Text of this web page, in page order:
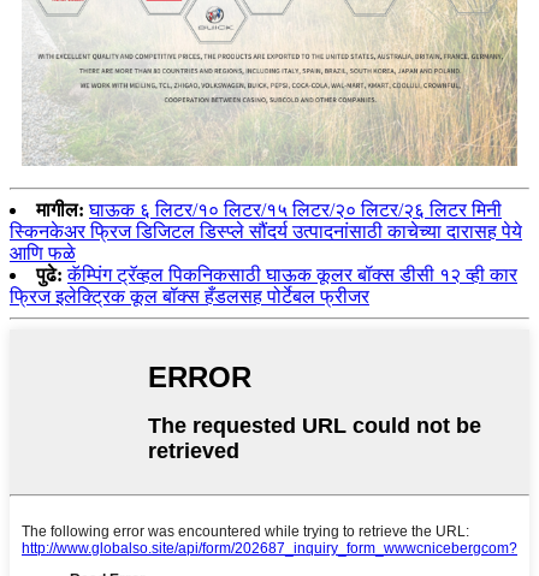
मागील: घाऊक ६ लिटर/१० लिटर/१५ लिटर/२० लिटर/२६ लिटर मिनी
स्किनकेअर फ्रिज डिजिटल डिस्प्ले सौंदर्य उत्पादनांसाठी काचेच्या दारासह पेये
आणि फळे
पुढे: कॅम्पिंग ट्रॅव्हल पिकनिकसाठी घाऊक कूलर बॉक्स डीसी १२ व्ही कार
फ्रिज इलेक्ट्रिक कूल बॉक्स हँडलसह पोर्टेबल फ्रीजर